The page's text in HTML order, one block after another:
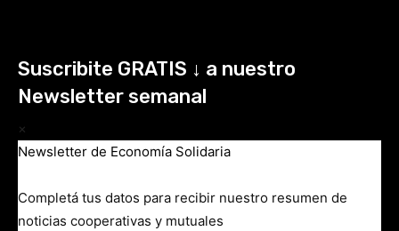
Suscribite GRATIS ↓ a nuestro
Newsletter semanal
×
Newsletter de Economía Solidaria
Completá tus datos para recibir nuestro resumen de
noticias cooperativas y mutuales